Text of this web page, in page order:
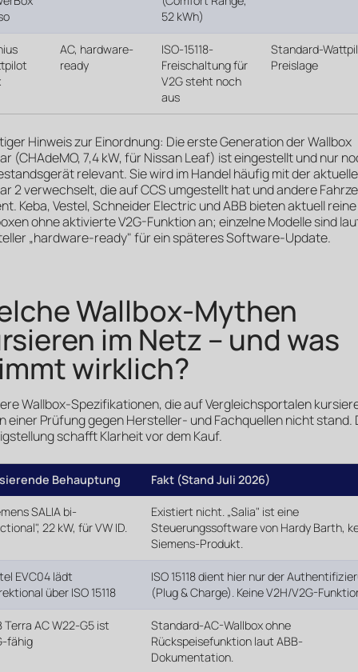
52 kWh)
AC, hardware-
ready
ISO-15118-
Freischaltung für
V2G steht noch
aus
Standard-
Preislage
Hinweis zur Einordnung: Die erste Generation der Wallbox
(CHAdeMO, 7,4 kW, für Nissan Leaf) ist eingestellt und nur
relevant. Sie wird im Handel häufig mit der
2 verwechselt, die auf CCS umgestellt hat und andere
Keba, Vestel, Schneider Electric und ABB bieten aktuell
ohne aktivierte V2G-Funktion an; einzelne Modelle sind
„hardware-ready" für ein späteres Software-Update.
Wallbox-Mythen
im Netz – und was
wirklich?
Wallbox-Spezifikationen, die auf Vergleichsportalen
einer Prüfung gegen Hersteller- und Fachquellen nicht stand.
schafft Klarheit vor dem Kauf.
Behauptung Fakt (Stand Juli 2026)
SALIA bi-
22 kW, für VW ID.
Existiert nicht. „Salia" ist eine
Steuerungssoftware von Hardy Barth,
Siemens-Produkt.
EVC04 lädt
über ISO 15118
ISO 15118 dient hier nur der
(Plug & Charge). Keine V2H/V2G-
Terra AC W22-G5 ist
fähig
Standard-AC-Wallbox ohne
Rückspeisefunktion laut ABB-
Dokumentation.